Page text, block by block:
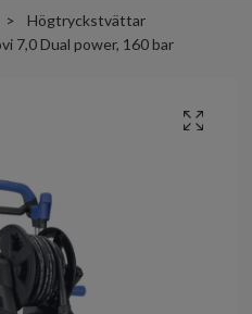
Högtryckstvättar
7,0 Dual power, 160 bar